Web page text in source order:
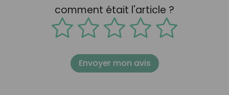
comment était l'article ?
Envoyer mon avis